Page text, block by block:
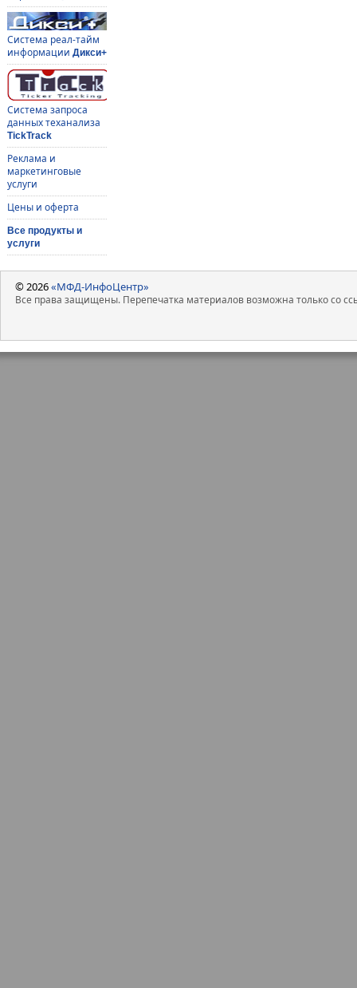
Система реал-тайм
информации Дикси+
Система запроса
данных теханализа
TickTrack
Реклама и
маркетинговые
услуги
Цены и оферта
Все продукты и
услуги
© 2026«МФД-ИнфоЦентр»
Все права защищены. Перепечатка материалов возможна только со